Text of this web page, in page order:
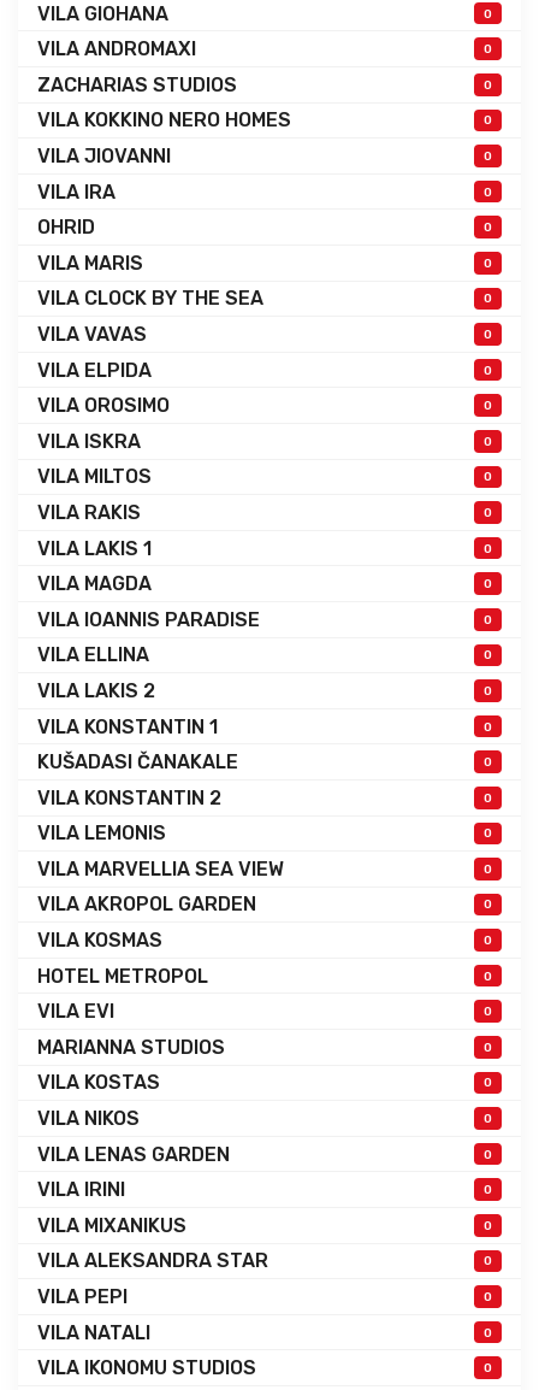
VILA GIOHANA 0
VILA ANDROMAXI 0
ZACHARIAS STUDIOS 0
VILA KOKKINO NERO HOMES 0
VILA JIOVANNI 0
VILA IRA 0
OHRID 0
VILA MARIS 0
VILA CLOCK BY THE SEA 0
VILA VAVAS 0
VILA ELPIDA 0
VILA OROSIMO 0
VILA ISKRA 0
VILA MILTOS 0
VILA RAKIS 0
VILA LAKIS 1 0
VILA MAGDA 0
VILA IOANNIS PARADISE 0
VILA ELLINA 0
VILA LAKIS 2 0
VILA KONSTANTIN 1 0
KUŠADASI ČANAKALE 0
VILA KONSTANTIN 2 0
VILA LEMONIS 0
VILA MARVELLIA SEA VIEW 0
VILA AKROPOL GARDEN 0
VILA KOSMAS 0
HOTEL METROPOL 0
VILA EVI 0
MARIANNA STUDIOS 0
VILA KOSTAS 0
VILA NIKOS 0
VILA LENAS GARDEN 0
VILA IRINI 0
VILA MIXANIKUS 0
VILA ALEKSANDRA STAR 0
VILA PEPI 0
VILA NATALI 0
VILA IKONOMU STUDIOS 0